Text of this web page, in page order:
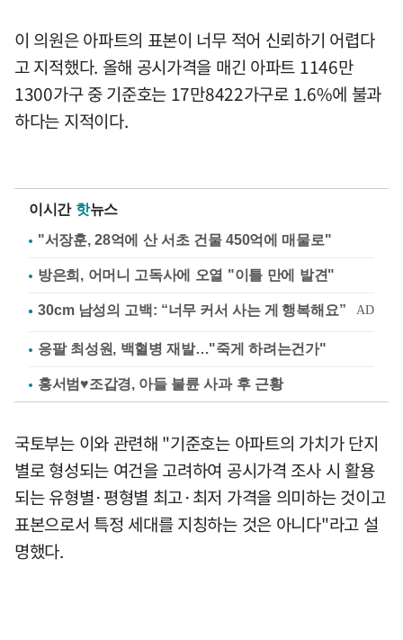
이 의원은 아파트의 표본이 너무 적어 신뢰하기 어렵다
고 지적했다. 올해 공시가격을 매긴 아파트 1146만
1300가구 중 기준호는 17만8422가구로 1.6%에 불과
하다는 지적이다.
이시간 핫뉴스
"서장훈, 28억에 산 서초 건물 450억에 매물로"
방은희, 어머니 고독사에 오열 "이틀 만에 발견"
응팔 최성원, 백혈병 재발…"죽게 하려는건가"
홍서범♥조갑경, 아들 불륜 사과 후 근황
국토부는 이와 관련해 "기준호는 아파트의 가치가 단지
별로 형성되는 여건을 고려하여 공시가격 조사 시 활용
되는 유형별·평형별 최고·최저 가격을 의미하는 것이고
표본으로서 특정 세대를 지칭하는 것은 아니다"라고 설
명했다.